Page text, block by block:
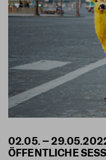
02.05. –
ÖFFENTLICHE